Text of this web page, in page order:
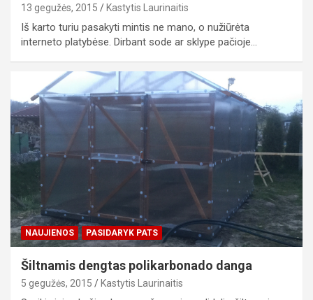
13 gegužės, 2015 Kastytis Laurinaitis
Iš karto turiu pasakyti mintis ne mano, o nužiūrėta
interneto platybėse. Dirbant sode ar sklype pačioje…
NAUJIENOS PASIDARYK PATS
Šiltnamis dengtas polikarbonado danga
5 gegužės, 2015 Kastytis Laurinaitis